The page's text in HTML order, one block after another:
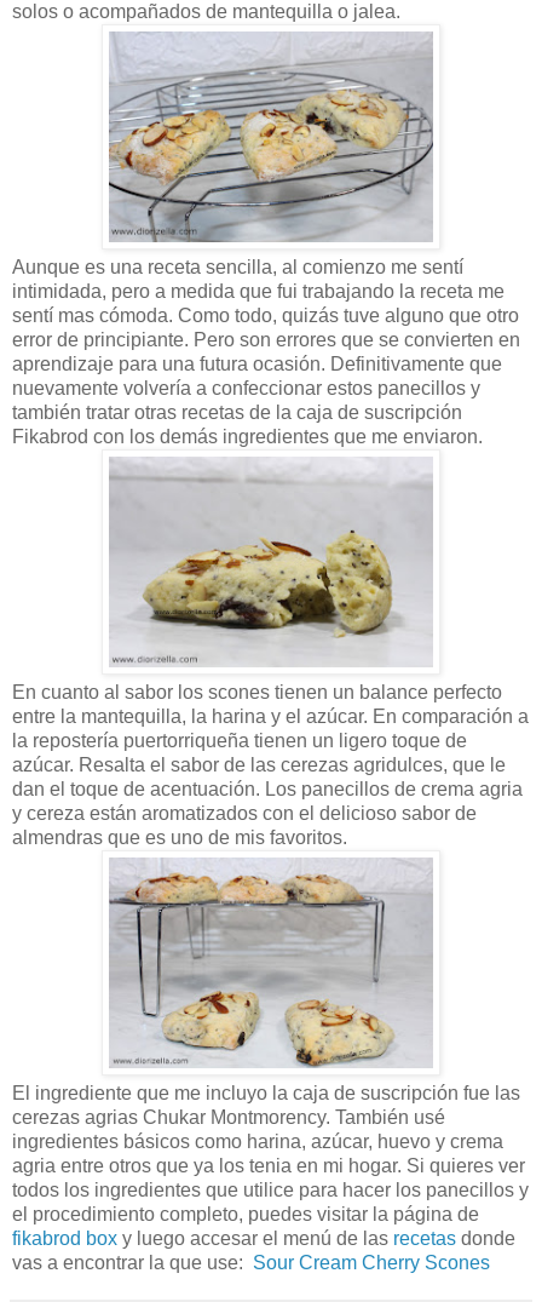
solos o acompañados de mantequilla o jalea.
Aunque es una receta sencilla, al comienzo me sentí
intimidada, pero a medida que fui trabajando la receta me
sentí mas cómoda. Como todo, quizás tuve alguno que otro
error de principiante. Pero son errores que se convierten en
aprendizaje para una futura ocasión. Definitivamente que
nuevamente volvería a confeccionar estos panecillos y
también tratar otras recetas de la caja de suscripción
Fikabrod con los demás ingredientes que me enviaron.
En cuanto al sabor los scones tienen un balance perfecto
entre la mantequilla, la harina y el azúcar. En comparación a
la repostería puertorriqueña tienen un ligero toque de
azúcar. Resalta el sabor de las cerezas agridulces, que le
dan el toque de acentuación. Los panecillos de crema agria
y cereza están aromatizados con el delicioso sabor de
almendras que es uno de mis favoritos.
El ingrediente que me incluyo la caja de suscripción fue las
cerezas agrias Chukar Montmorency. También usé
ingredientes básicos como harina, azúcar, huevo y crema
agria entre otros que ya los tenia en mi hogar. Si quieres ver
todos los ingredientes que utilice para hacer los panecillos y
el procedimiento completo, puedes visitar la página de
fikabrod box y luego accesar el menú de las recetas donde
vas a encontrar la que use: Sour Cream Cherry Scones